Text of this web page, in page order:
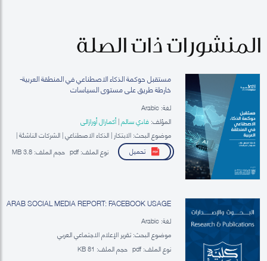
المنشورات ذات الصلة
مستقبل حوكمة الذكاء الاصطناعي في المنطقة العربية-
خارطة طريق على مستوى السياسات
لغة: Arabic
المؤلف: فادي سالم| أكمارال أورازالي
موضوع البحث: الابتكار | الذكاء الاصطناعي | الشركات الناشئة |
الحوكمة الرقمية
تحميل نوع الملف: حجم الملف:
ARAB SOCIAL MEDIA REPORT: FACEBOOK USAGE
لغة: Arabic
موضوع البحث: تقرير الإعلام الاجتماعي العربي
نوع الملف:
حجم الملف: